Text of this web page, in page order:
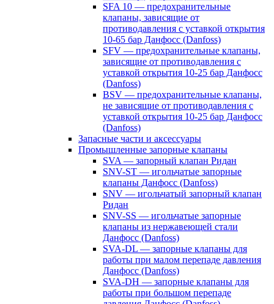
SFA 10 — предохранительные
клапаны, зависящие от
противодавления с уставкой открытия
10-65 бар Данфосс (Danfoss)
SFV — предохранительные клапаны,
зависящие от противодавления с
уставкой открытия 10-25 бар Данфосс
(Danfoss)
BSV — предохранительные клапаны,
не зависящие от противодавления с
уставкой открытия 10-25 бар Данфосс
(Danfoss)
Запасные части и аксессуары
Промышленные запорные клапаны
SVA — запорный клапан Ридан
SNV-ST — игольчатые запорные
клапаны Данфосс (Danfoss)
SNV — игольчатый запорный клапан
Ридан
SNV-SS — игольчатые запорные
клапаны из нержавеющей стали
Данфосс (Danfoss)
SVA-DL — запорные клапаны для
работы при малом перепаде давления
Данфосс (Danfoss)
SVA-DH — запорные клапаны для
работы при большом перепаде